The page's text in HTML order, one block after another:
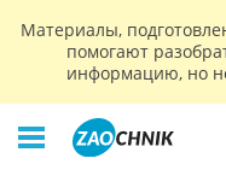
Материалы,
помогают
информацию, но